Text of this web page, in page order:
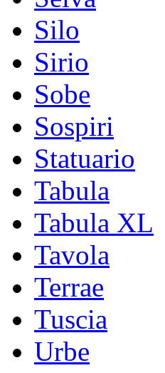
Silo
Sirio
Sobe
Sospiri
Statuario
Tabula
Tabula XL
Tavola
Terrae
Tuscia
Urbe